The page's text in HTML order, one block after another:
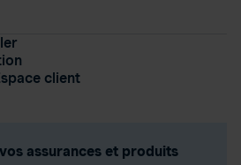
client
assurances et produits